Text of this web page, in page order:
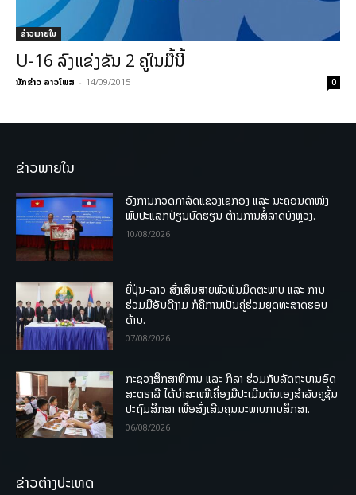
ຂ່າວພາຍ​ໃນ
U-16 ລົງແຂ່ງຂັນ 2 ຄູ່ໃນມື້ນີ້
ນັກຂ່າວ ລາວໂພສ - 14/09/2015 0
ຂ່າວພາຍໃນ
ອົງການກວດກາລັດແຂວງເຊກອງ ແລະ ນະຄອນດາໜັງ
ພົບປະແລກປ່ຽນບົດຮຽນ ຕ້ານການສໍ້ລາດບັງຫຼວງ.
10/08/2026
ຍີ່ປຸ່ນ-ລາວ ສົ່ງເສີມສາຍພົວພັນມິດຕະພາບ ແລະ ການ
ຮ່ວມມືອັນດີງາມ ກໍຄືການເປັນຄູ່ຮ່ວມຍຸດທະສາດຮອບ
ດ້ານ.
07/08/2026
ກະຊວງສຶກສາທິການ ແລະ ກິລາ ຮ່ວມກັບລັດຖະບານອົດ
ສະຕຣາລີ ໄດ້ນຳສະເໜີເຄື່ອງມືປະເມີນຕົນເອງສຳລັບຄູຊັ້ນ
ປະຖົມສຶກສາ ເພື່ອສົ່ງເສີມຄຸນນະພາບການສຶກສາ.
06/08/2026
ຂ່າວຕ່າງປະເທດ